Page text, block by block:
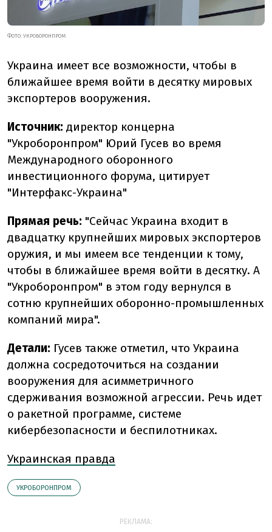
ФОТО: УКРОБОРОНПРОМ
Украина имеет все возможности, чтобы в
ближайшее время войти в десятку мировых
экспортеров вооружения.
Источник: директор концерна
"Укроборонпром" Юрий Гусев во время
Международного оборонного
инвестиционного форума, цитирует
"Интерфакс-Украина"
Прямая речь: "Сейчас Украина входит в
двадцатку крупнейших мировых экспортеров
оружия, и мы имеем все тенденции к тому,
чтобы в ближайшее время войти в десятку. А
"Укроборонпром" в этом году вернулся в
сотню крупнейших оборонно-промышленных
компаний мира".
Детали: Гусев также отметил, что Украина
должна сосредоточиться на создании
вооружения для асимметричного
сдерживания возможной агрессии. Речь идет
о ракетной программе, системе
кибербезопасности и беспилотниках.
Украинская правда
УКРОБОРОНПРОМ
РЕКЛАМА: